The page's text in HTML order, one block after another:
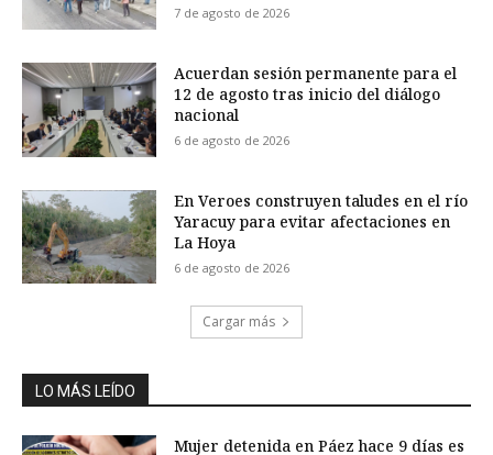
7 de agosto de 2026
Acuerdan sesión permanente para el
12 de agosto tras inicio del diálogo
nacional
6 de agosto de 2026
En Veroes construyen taludes en el río
Yaracuy para evitar afectaciones en
La Hoya
6 de agosto de 2026
Cargar más
LO MÁS LEÍDO
Mujer detenida en Páez hace 9 días es